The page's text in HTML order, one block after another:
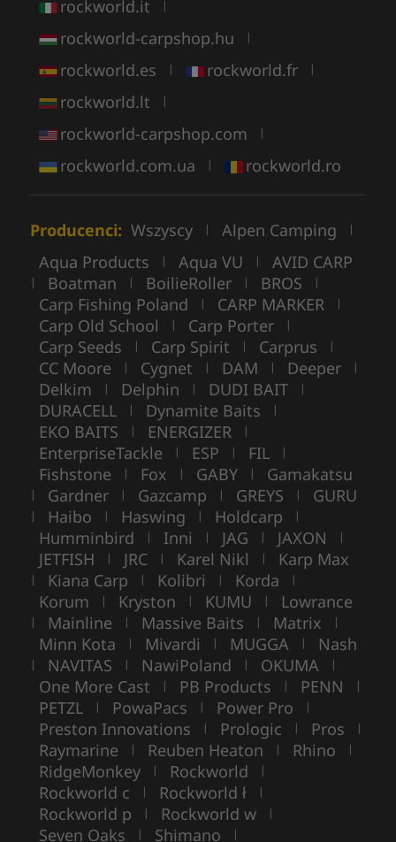
rockworld.it |
rockworld-carpshop.hu |
rockworld.es | rockworld.fr |
rockworld.lt |
rockworld-carpshop.com |
rockworld.com.ua | rockworld.ro
Producenci: Wszyscy | Alpen Camping |
Aqua Products | Aqua VU | AVID CARP
| Boatman | BoilieRoller | BROS |
Carp Fishing Poland | CARP MARKER |
Carp Old School | Carp Porter |
Carp Seeds | Carp Spirit | Carprus |
CC Moore | Cygnet | DAM | Deeper |
Delkim | Delphin | DUDI BAIT |
DURACELL | Dynamite Baits |
EKO BAITS | ENERGIZER |
EnterpriseTackle | ESP | FIL |
Fishstone | Fox | GABY | Gamakatsu
| Gardner | Gazcamp | GREYS | GURU
| Haibo | Haswing | Holdcarp |
Humminbird | Inni | JAG | JAXON |
JETFISH | JRC | Karel Nikl | Karp Max
| Kiana Carp | Kolibri | Korda |
Korum | Kryston | KUMU | Lowrance
| Mainline | Massive Baits | Matrix |
Minn Kota | Mivardi | MUGGA | Nash
| NAVITAS | NawiPoland | OKUMA |
One More Cast | PB Products | PENN |
PETZL | PowaPacs | Power Pro |
Preston Innovations | Prologic | Pros |
Raymarine | Reuben Heaton | Rhino |
RidgeMonkey | Rockworld |
Rockworld c | Rockworld ł |
Rockworld p | Rockworld w |
Seven Oaks | Shimano |